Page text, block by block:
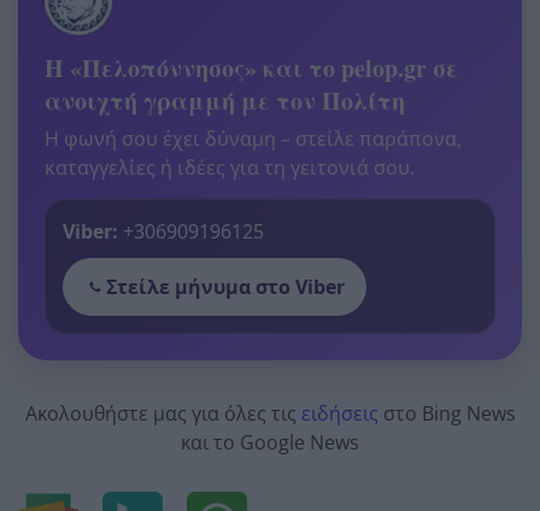
Η «Πελοπόννησος» και το pelop.gr σε
ανοιχτή γραμμή με τον Πολίτη
Η φωνή σου έχει δύναμη – στείλε παράπονα,
καταγγελίες ή ιδέες για τη γειτονιά σου.
Viber: +306909196125
Στείλε μήνυμα στο Viber
Ακολουθήστε μας για όλες τις ειδήσεις στο Bing News
και το Google News